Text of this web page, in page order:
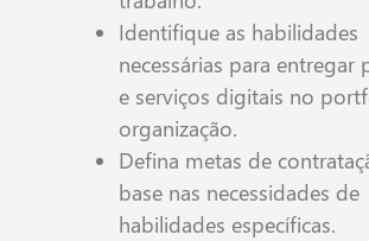
Identifique as habilidades
necessárias para entregar
e serviços digitais no
organização.
Defina metas de
base nas necessidades de
habilidades específicas.